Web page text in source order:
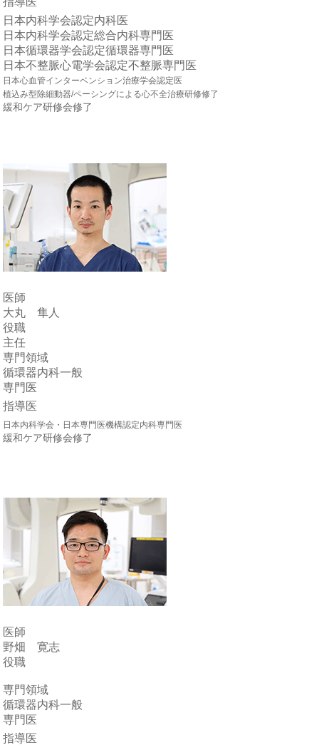
日本内科学会認定内科医
日本内科学会認定総合内科専門医
日本循環器学会認定循環器専門医
日本不整脈心電学会認定不整脈専門医
日本心血管インターベンション治療学会認定医
植込み型除細動器/ペーシングによる心不全治療研修修了
緩和ケア研修会修了
医師
大丸 隼人
役職
主任
専門領域
循環器内科一般
専門医
指導医
日本内科学会・日本専門医機構認定内科専門医
緩和ケア研修会修了
医師
野畑 寛志
役職
専門領域
循環器内科一般
専門医
指導医